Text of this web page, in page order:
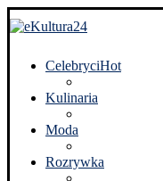
CelebryciHot
Kulinaria
Moda
Rozrywka